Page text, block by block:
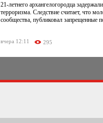
21-летнего архангелогородца
терроризма. Следствие считает, что
сообщества, публиковал запрещенные
вчера 12:11 295